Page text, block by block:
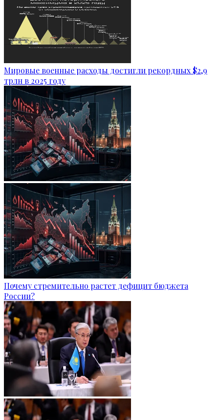
Мировые военные расходы достигли рекордных $2,9
трлн в 2025 году
Почему стремительно растет дефицит бюджета
России?